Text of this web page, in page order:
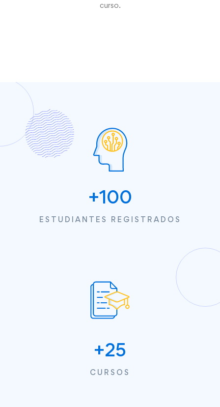
curso.
+100
ESTUDIANTES REGISTRADOS
+25
CURSOS